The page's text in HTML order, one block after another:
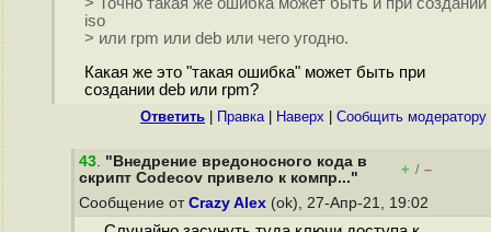
> Точно такая же ошибка может быть и при создании
iso
> или rpm или deb или чего угодно.
Какая же это "такая ошибка" может быть при
создании deb или rpm?
Ответить Правка| Наверх Cообщить модератору
43. "Внедрение вредоносного кода в
скрипт Codecov привело к компр..."
+ / –
Сообщение от Crazy Alex (ok), 27-Апр-21, 19:02